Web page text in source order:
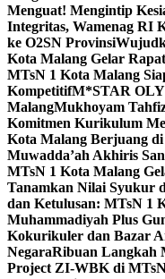
Menguat! Mengintip
Integritas, Wamenag RI
ke O2SN Provinsi
Kota Malang Gelar
MTsN 1 Kota Malang
KompetitifM*STAR
MalangMukhoyam
Komitmen Kurikulum
Kota Malang Berjuang
Muwadda’ah Akhiris
MTsN 1 Kota Malang
Tanamkan Nilai Syukur
dan Ketulusan: MTsN 1
Muhammadiyah Plus
Kokurikuler dan Bazar
NegaraRibuan Langkah
Project ZI-WBK di